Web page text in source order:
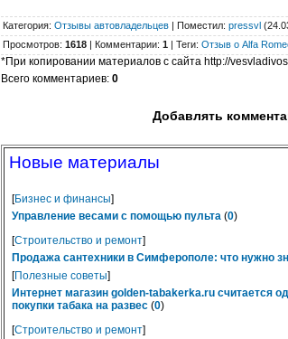
Категория: Отзывы автовладельцев | Поместил: pressvl
Просмотров: 1618 | Комментарии: 1 | Теги: Отзыв о Alfa
*При копировании материалов с сайта http://
Всего комментариев: 0
Добавлять
Новые материалы
[Бизнес и финансы]
Управление весами с помощью пульта (0)
[Строительство и ремонт]
Продажа сантехники в Симферополе: что нужно
[Полезные советы]
Интернет магазин golden-tabakerka.ru считается
покупки табака на развес (0)
[Строительство и ремонт]